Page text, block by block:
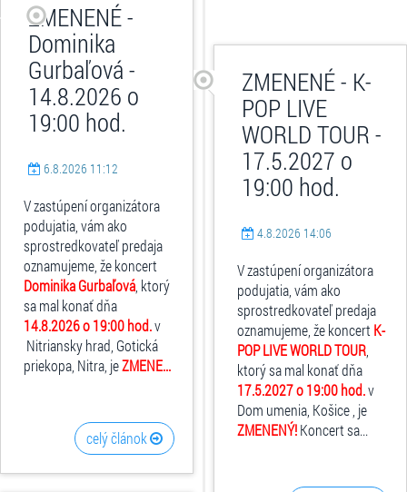
ZMENENÉ -
Dominika
Gurbaľová -
14.8.2026 o
19:00 hod.
6.8.2026 11:12
V zastúpení organizátora
podujatia, vám ako
sprostredkovateľ predaja
oznamujeme, že koncert
Dominika Gurbaľová , ktorý
sa mal konať dňa
14.8.2026 o 19:00 hod.v
Nitriansky hrad, Gotická
priekopa, Nitra, jeZMENE...
celý článok
ZMENENÉ - K-
POP LIVE
WORLD TOUR -
17.5.2027 o
19:00 hod.
4.8.2026 14:06
V zastúpení organizátora
podujatia, vám ako
sprostredkovateľ predaja
oznamujeme, že koncert K-
POP LIVE WORLD TOUR
ktorý sa mal konať dňa
17.5.2027 o 19:00 hod.v
Dom umenia, Košice , je
ZMENENÝ!Koncert sa...